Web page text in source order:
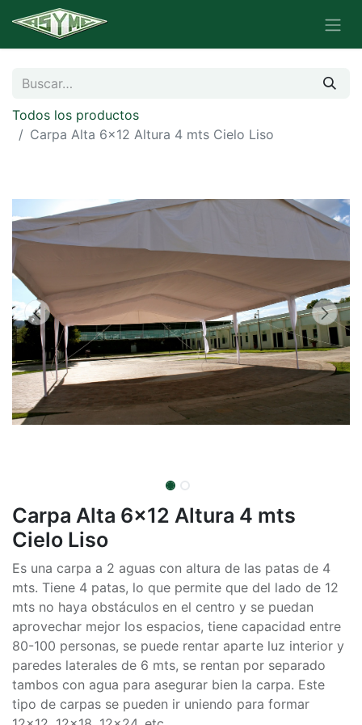
Todos los productos
Carpa Alta 6x12 Altura 4 mts Cielo Liso
Carpa Alta 6x12 Altura 4 mts
Cielo Liso
Es una carpa a 2 aguas con altura de las patas de 4
mts. Tiene 4 patas, lo que permite que del lado de 12
mts no haya obstáculos en el centro y se puedan
aprovechar mejor los espacios, tiene capacidad entre
80-100 personas, se puede rentar aparte luz interior y
paredes laterales de 6 mts, se rentan por separado
tambos con agua para asegurar bien la carpa. Este
tipo de carpas se pueden ir uniendo para formar